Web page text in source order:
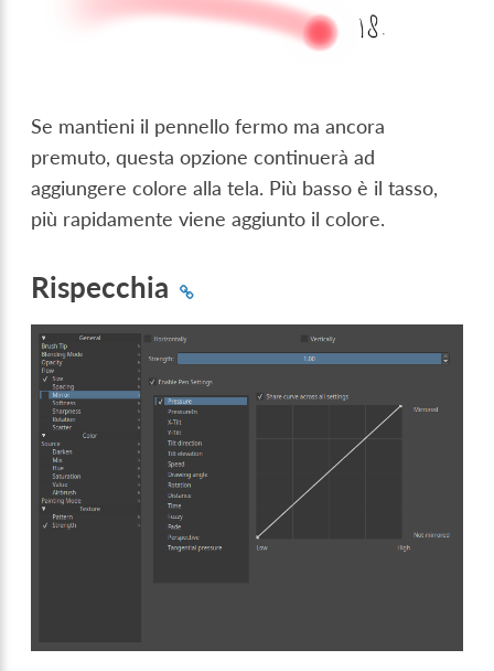
Se mantieni il pennello fermo ma ancora
premuto, questa opzione continuerà ad
aggiungere colore alla tela. Più basso è il tasso,
più rapidamente viene aggiunto il colore.
Rispecchia